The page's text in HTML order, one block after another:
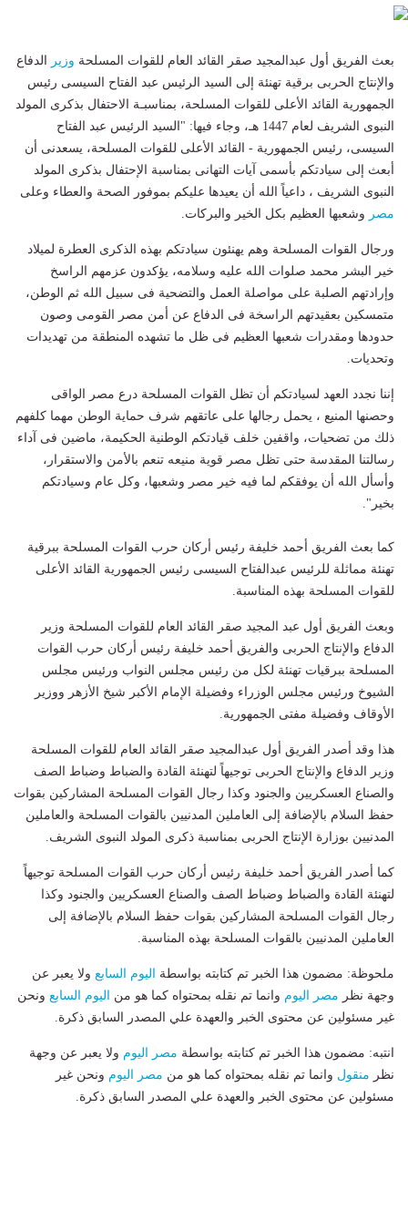
بعث الفريق أول عبدالمجيد صقر القائد العام للقوات المسلحة وزير
الدفاع
والإنتاج الحربى برقية تهنئة إلى السيد الرئيس عبد الفتاح السيسى رئيس
الجمهورية القائد الأعلى للقوات المسلحة، بمناسبـة الاحتفال بذكرى المولد
النبوى الشريف لعام 1447 هـ، وجاء فيها: "السيد الرئيس عبد الفتاح
السيسى، رئيس الجمهورية - القائد الأعلى للقوات المسلحة، يسعدنى أن
أبعث إلى سيادتكم بأسمى آيات التهانى بمناسبة الإحتفال بذكرى المولد
النبوى الشريف ، داعياً الله أن يعيدها عليكم بموفور الصحة والعطاء وعلى
مصر وشعبها العظيم بكل الخير والبركات.
ورجال القوات المسلحة وهم يهنئون سيادتكم بهذه الذكرى العطرة لميلاد
خير البشر محمد صلوات الله عليه وسلامه، يؤكدون عزمهم الراسخ
وإرادتهم الصلبة على مواصلة العمل والتضحية فى سبيل الله ثم الوطن،
متمسكين بعقيدتهم الراسخة فى الدفاع عن أمن مصر القومى وصون
حدودها ومقدرات شعبها العظيم فى ظل ما تشهده المنطقة من تهديدات
وتحديات.
إننا نجدد العهد لسيادتكم أن تظل القوات المسلحة درع مصر الواقى
وحصنها المنيع ، يحمل رجالها على عاتقهم شرف حماية الوطن مهما كلفهم
ذلك من تضحيات، واقفين خلف قيادتكم الوطنية الحكيمة، ماضين فى آداء
رسالتنا المقدسة حتى تظل مصر قوية منيعه تنعم بالأمن والاستقرار،
وأسأل الله أن يوفقكم لما فيه خير مصر وشعبها، وكل عام وسيادتكم
بخير".
كما بعث الفريق أحمد خليفة رئيس أركان حرب القوات المسلحة ببرقية
تهنئة مماثلة للرئيس عبدالفتاح السيسى رئيس الجمهورية القائد الأعلى
للقوات المسلحة بهذه المناسبة.
وبعث الفريق أول عبد المجيد صقر القائد العام للقوات المسلحة وزير
الدفاع والإنتاج الحربى والفريق أحمد خليفة رئيس أركان حرب القوات
المسلحة ببرقيات تهنئة لكل من رئيس مجلس النواب ورئيس مجلس
الشيوخ ورئيس مجلس الوزراء وفضيلة الإمام الأكبر شيخ الأزهر ووزير
الأوقاف وفضيلة مفتى الجمهورية.
هذا وقد أصدر الفريق أول عبدالمجيد صقر القائد العام للقوات المسلحة
وزير الدفاع والإنتاج الحربى توجيهاً لتهنئة القادة والضباط وضباط الصف
والصناع العسكريين والجنود وكذا رجال القوات المسلحة المشاركين بقوات
حفظ السلام بالإضافة إلى العاملين المدنيين بالقوات المسلحة والعاملين
المدنيين بوزارة الإنتاج الحربى بمناسبة ذكرى المولد النبوى الشريف.
كما أصدر الفريق أحمد خليفة رئيس أركان حرب القوات المسلحة توجيهاً
لتهنئة القادة والضباط وضباط الصف والصناع العسكريين والجنود وكذا
رجال القوات المسلحة المشاركين بقوات حفظ السلام بالإضافة إلى
العاملين المدنيين بالقوات المسلحة بهذه المناسبة.
ملحوظة: مضمون هذا الخبر تم كتابته بواسطة اليوم السابع ولا يعبر عن
وجهة نظر مصر اليوم وانما تم نقله بمحتواه كما هو من اليوم السابع ونحن
غير مسئولين عن محتوى الخبر والعهدة علي المصدر السابق ذكرة.
انتبه: مضمون هذا الخبر تم كتابته بواسطة مصر اليوم ولا يعبر عن وجهة
نظر منقول وانما تم نقله بمحتواه كما هو من مصر اليوم ونحن غير
مسئولين عن محتوى الخبر والعهدة علي المصدر السابق ذكرة.